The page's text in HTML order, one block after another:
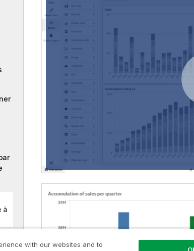
à
with our websites and to